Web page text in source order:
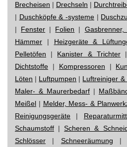
Brecheisen | Drechseln |
| Duschköpfe & -systeme |
| Fenster | Folien |
Hämmer | Heizgeräte &
Pelletöfen | Kanister & Trichter
Dichtstoffe | Kompressoren |
Löten | Luftpumpen | Luftreiniger &
Maler- & Maurerbedarf |
Meißel | Melder, Mess- &
Reinigungsgeräte |
Schaumstoff |Scheren &
Schlösser | Schneeräumung |